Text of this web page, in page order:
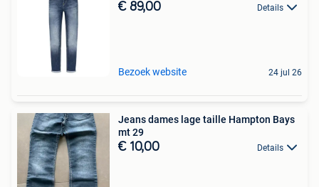
€ 89,00 Details
Bezoek website 24 jul 26
Jeans dames lage taille Hampton Bays
mt 29
€ 10,00 Details